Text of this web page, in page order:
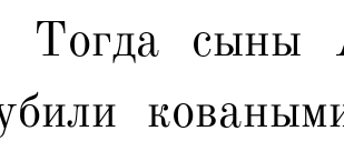
Тогда сыны